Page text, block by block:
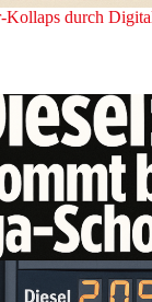
durch